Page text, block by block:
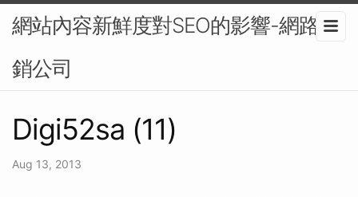
網站內容新鮮度對SEO的影響-網路行
銷公司
Digi52sa (11)
Aug 13, 2013